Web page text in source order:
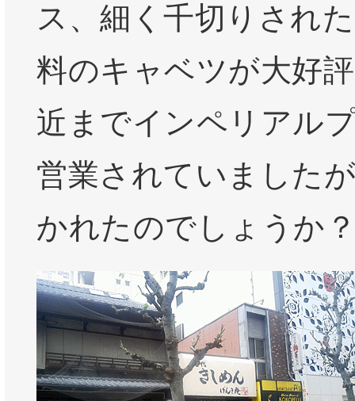
ス、細く千切りされ
料のキャベツが大好
近までインペリアル
営業されていました
かれたのでしょうか